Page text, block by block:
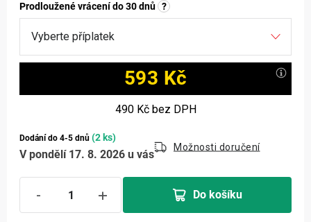
Prodloužené vrácení do 30 dnů ?
593 Kč
490 Kčbez DPH
Dodání do 4-5 dnů (2 ks)
V pondělí 17. 8. 2026 u vás
Možnosti doručení
Do košíku